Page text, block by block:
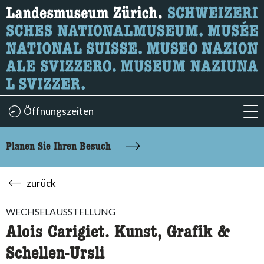
Wonach suchen Sie?
Hier können Sie nach Inhalten der Seite suchen.
Öffnungszeiten
Planen Sie Ihren Besuch
zurück
WECHSELAUSSTELLUNG
Alois Carigiet. Kunst, Grafik &
Schellen-Ursli